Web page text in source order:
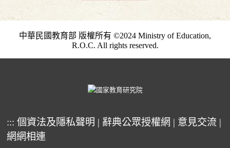
中華民國教育部 版權所有 ©2024 Ministry of Education,
R.O.C. All rights reserved.
::: 個資法及隱私聲明 | 辭典公眾授權網 | 意見交流 |
網網相連